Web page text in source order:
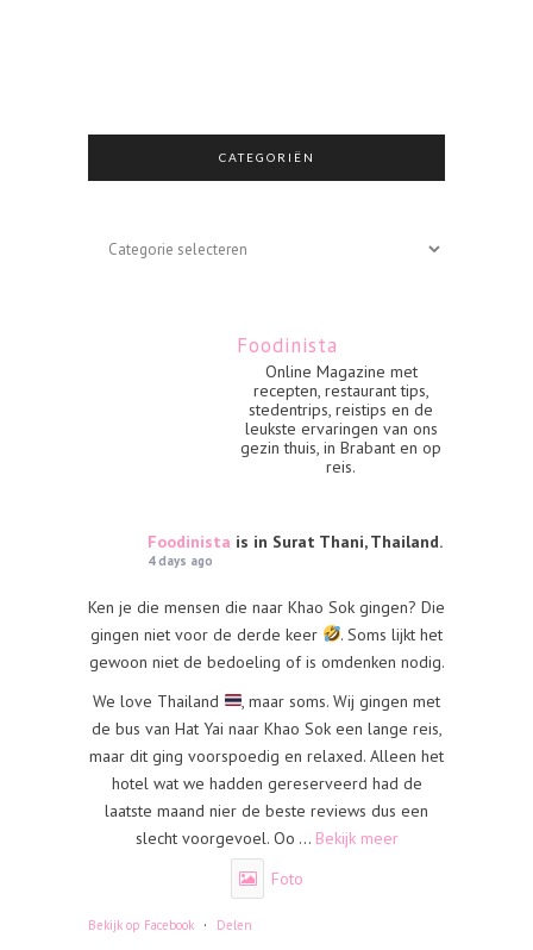
CATEGORIËN
Categoriën
Foodinista
Online Magazine met
recepten, restaurant tips,
stedentrips, reistips en de
leukste ervaringen van ons
gezin thuis, in Brabant en op
reis.
Foodinista is in Surat Thani, Thailand.
4 days ago
Ken je die mensen die naar Khao Sok gingen? Die
gingen niet voor de derde keer
. Soms lijkt het
gewoon niet de bedoeling of is omdenken nodig.
We love Thailand
, maar soms. Wij gingen met
de bus van Hat Yai naar Khao Sok een lange reis,
maar dit ging voorspoedig en relaxed. Alleen het
hotel wat we hadden gereserveerd had de
laatste maand nier de beste reviews dus een
slecht voorgevoel. Oo ... Bekijk meer
Foto
Bekijk op Facebook · Delen